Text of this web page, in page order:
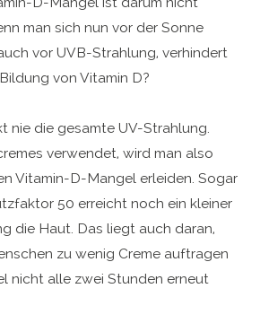
man sich nun vor der Sonne
vor UVB-Strahlung, verhindert
von Vitamin D?
nie die gesamte UV-Strahlung.
verwendet, wird man also
Vitamin-D-Mangel erleiden. Sogar
50 erreicht noch ein kleiner
die Haut. Das liegt auch daran,
zu wenig Creme auftragen
nicht alle zwei Stunden erneut